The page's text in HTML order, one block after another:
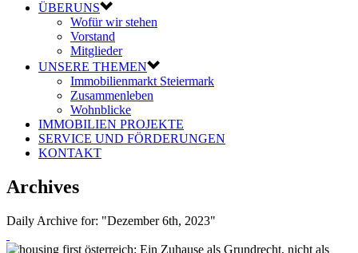
ÜBERUNS
Wofür wir stehen
Vorstand
Mitglieder
UNSERE THEMEN
Immobilienmarkt Steiermark
Zusammenleben
Wohnblicke
IMMOBILIEN PROJEKTE
SERVICE UND FÖRDERUNGEN
KONTAKT
Archives
Daily Archive for: "Dezember 6th, 2023"